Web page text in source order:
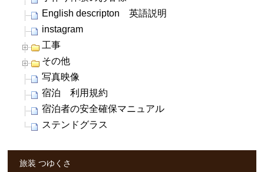
English descripton 英語説明
instagram
工事
その他
写真映像
宿泊 利用規約
宿泊者の安全確保マニュアル
ステンドグラス
旅装 つゆくさ